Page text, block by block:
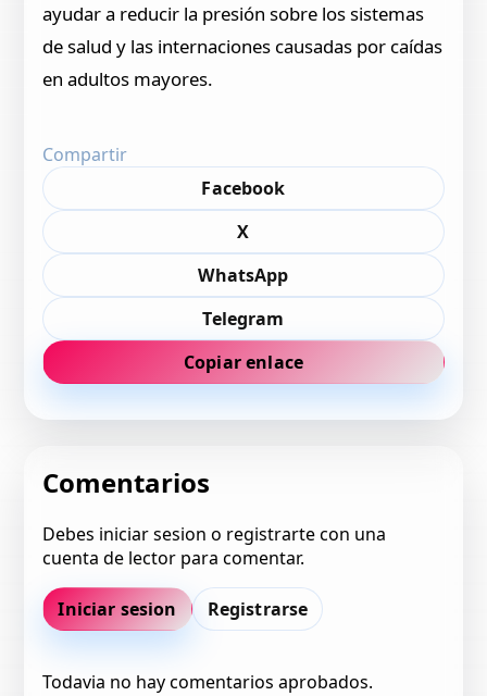
ayudar a reducir la presión sobre los sistemas
de salud y las internaciones causadas por caídas
en adultos mayores.
Compartir
Facebook
X
WhatsApp
Telegram
Copiar enlace
Comentarios
Debes iniciar sesion o registrarte con una
cuenta de lector para comentar.
Iniciar sesion Registrarse
Todavia no hay comentarios aprobados.